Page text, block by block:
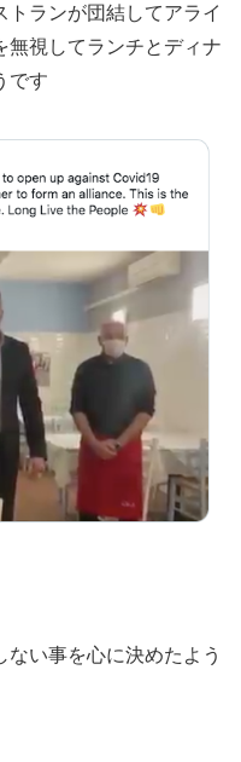
ランが団結してアライ
無視してランチとディナ
です
い事を心に決めたよう